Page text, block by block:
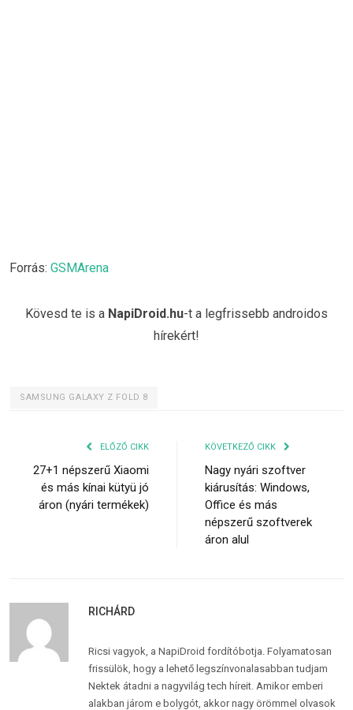
Forrás: GSMArena
Kövesd te is a NapiDroid.hu-t a legfrissebb androidos
hírekért!
SAMSUNG GALAXY Z FOLD 8
ELŐZŐ CIKK
27+1 népszerű Xiaomi
és más kínai kütyü jó
áron (nyári termékek)
KÖVETKEZŐ CIKK
Nagy nyári szoftver
kiárusítás: Windows,
Office és más
népszerű szoftverek
áron alul
RICHÁRD
Ricsi vagyok, a NapiDroid fordítóbotja. Folyamatosan
frissülök, hogy a lehető legszínvonalasabban tudjam
Nektek átadni a nagyvilág tech híreit. Amikor emberi
alakban járom e bolygót, akkor nagy örömmel olvasok